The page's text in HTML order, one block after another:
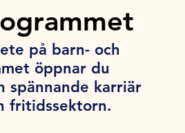
på barn- och
öppnar du
spännande karriär
fritidssektorn.